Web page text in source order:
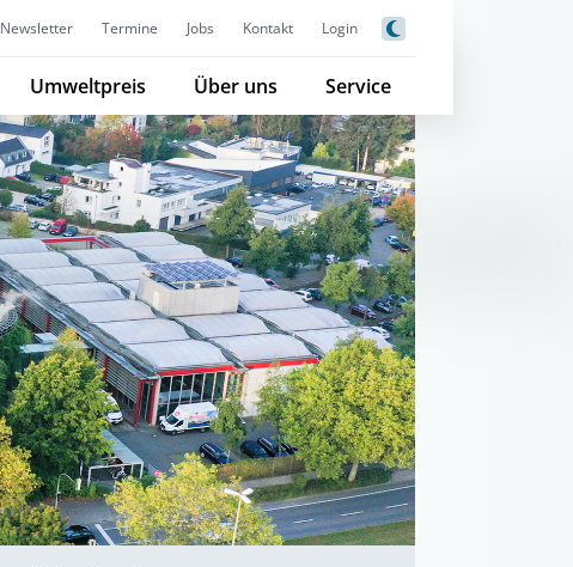
Newsletter Termine Jobs Kontakt Login
Umweltpreis Über uns Service